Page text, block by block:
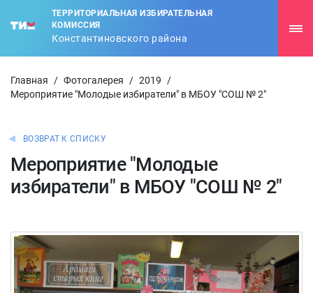
ТЕРРИТОРИАЛЬНАЯ ИЗБИРАТЕЛЬНАЯ
КОМИССИЯ
Константиновского района
Главная / Фотогалерея / 2019
/
Мероприятие "Молодые избиратели" в МБОУ "СОШ № 2"
ВОЗВРАТ К СПИСКУ
Мероприятие "Молодые
избиратели" в МБОУ "СОШ № 2"